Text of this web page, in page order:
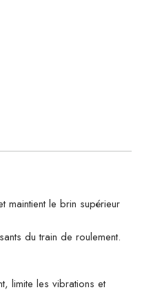
le brin supérieur
du train de roulement.
limite les vibrations et